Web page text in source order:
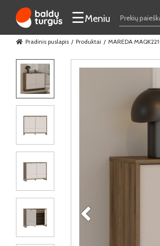
☰Meniu
Pradinis puslapis Produktai MAREDA